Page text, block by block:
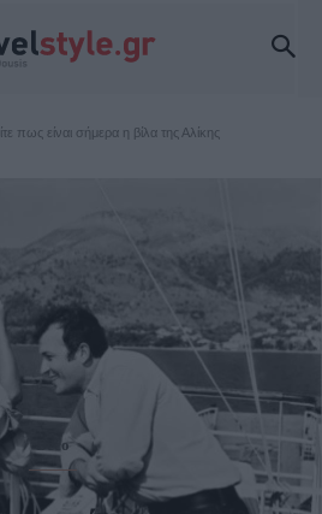
πως είναι σήμερα η βίλα της Αλίκης
Deco